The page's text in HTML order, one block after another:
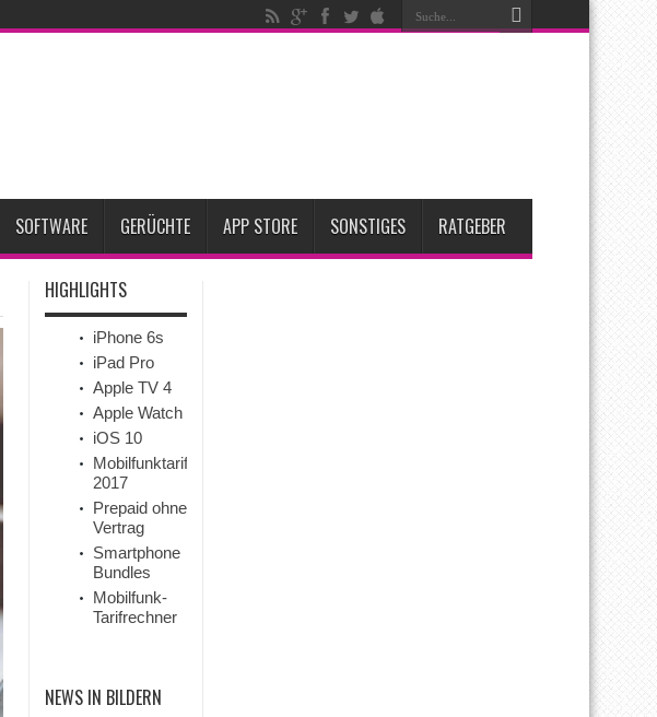
SOFTWARE GERÜCHTE APP STORE SONSTIGES RATGEBER
HIGHLIGHTS
iPhone 6s
iPad Pro
Apple TV 4
Apple Watch
iOS 10
Mobilfunktarife
2017
Prepaid ohne
Vertrag
Smartphone
Bundles
Mobilfunk-
Tarifrechner
NEWS IN BILDERN